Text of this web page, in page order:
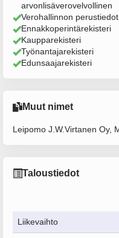
arvonlisäverovelvollinen
Verohallinnon perustiedot
Ennakkoperintärekisteri
Kaupparekisteri
Työnantajarekisteri
Edunsaajarekisteri
Muut nimet
Leipomo J.W.Virtanen Oy,
Taloustiedot
Liikevaihto